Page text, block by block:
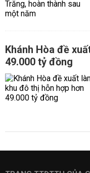
Khánh Hòa đề
49.000 tỷ đồng